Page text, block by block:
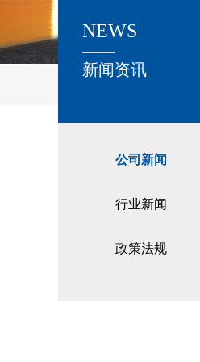
公司新闻
行业新闻
政策法规
关于我们
新闻资讯
NEWS